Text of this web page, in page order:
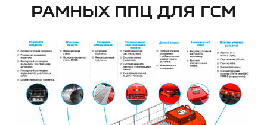
РАМНЫХ ППЦ ДЛЯ ГСМ